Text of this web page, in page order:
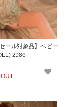
ール対象品】ベビー
2086